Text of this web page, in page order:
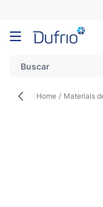
Pular para o conteúdo
Home / Materiais